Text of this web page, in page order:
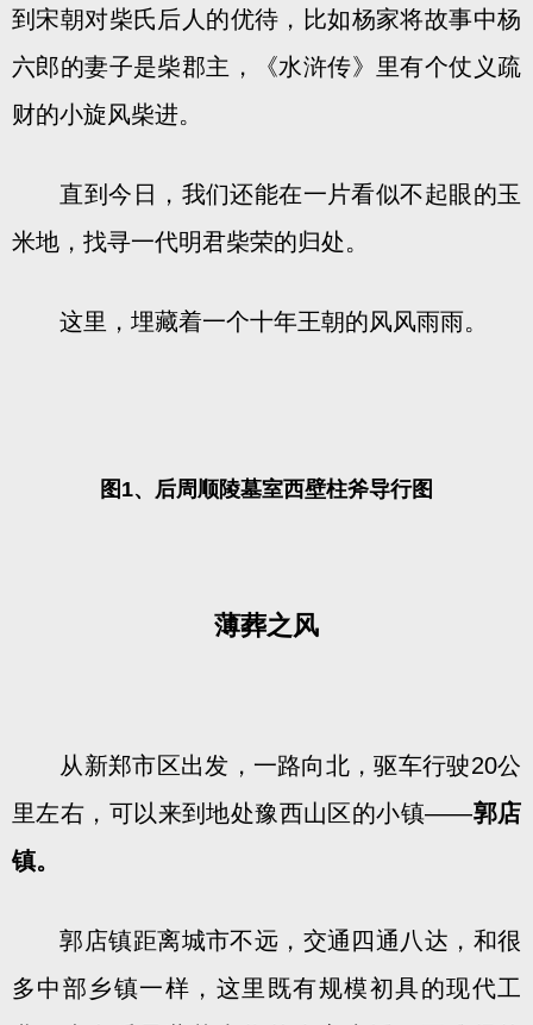
到宋朝对柴氏后人的优待，比如杨家将故事中杨
六郎的妻子是柴郡主，《水浒传》里有个仗义疏
财的小旋风柴进。
直到今日，我们还能在一片看似不起眼的玉
米地，找寻一代明君柴荣的归处。
这里，埋藏着一个十年王朝的风风雨雨。
图1、后周顺陵墓室西壁柱斧导行图
薄葬之风
从新郑市区出发，一路向北，驱车行驶20公
里左右，可以来到地处豫西山区的小镇——郭店
镇。
郭店镇距离城市不远，交通四通八达，和很
多中部乡镇一样，这里既有规模初具的现代工